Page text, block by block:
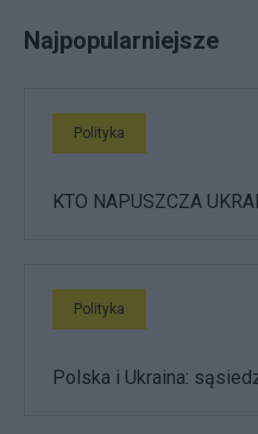
Najpopularniejsze
Polityka
KTO NAPUSZCZA
Polityka
Polska i Ukraina: